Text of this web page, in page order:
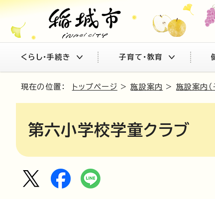
くらし・手続き 子育て・教育
現在の位置： トップページ >施設案内 > 施設案内（
第六小学校学童クラブ